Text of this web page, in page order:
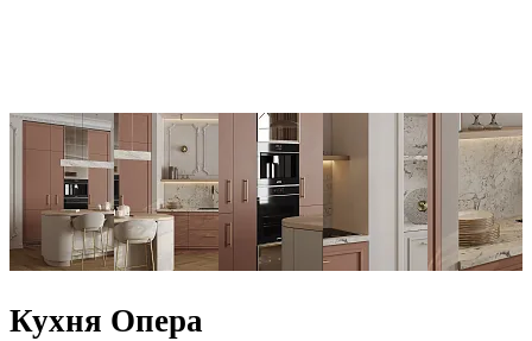
Кухня Опера